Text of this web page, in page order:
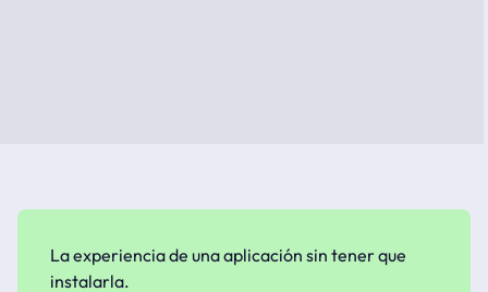
La experiencia de una aplicación sin tener que
instalarla.